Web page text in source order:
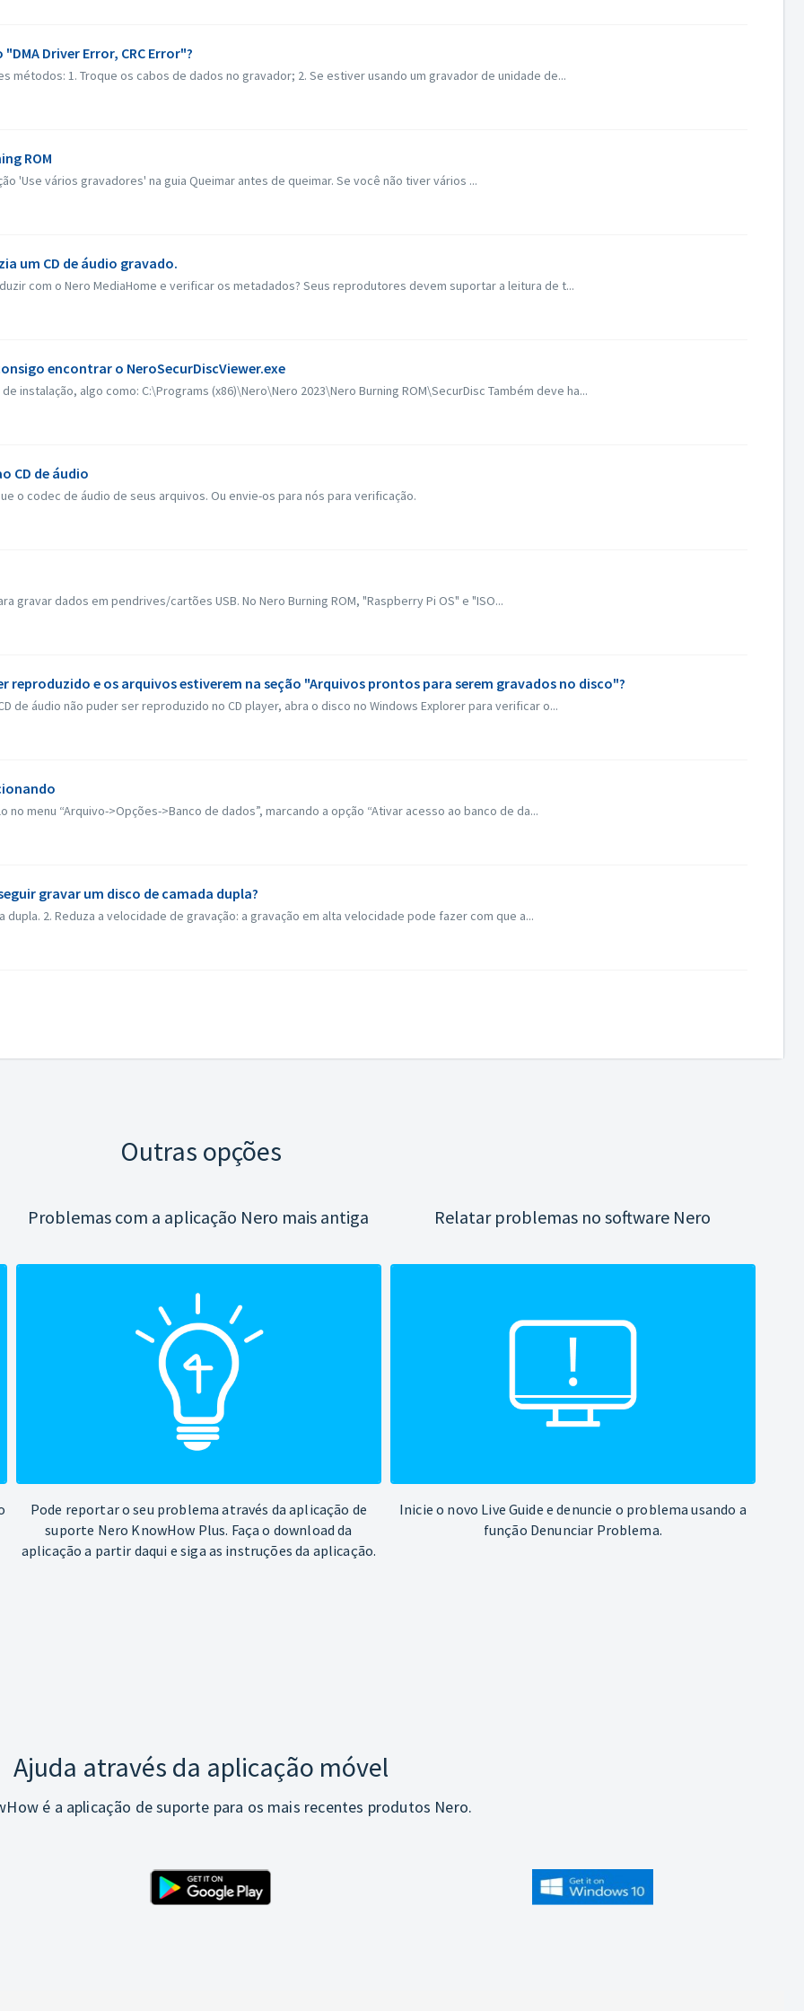
Driver Error, CRC Error"?
métodos: 1. Troque os cabos de dados no gravador; 2. Se estiver usando um gravador de unidade de...
ROM
'Use vários gravadores' na guia Queimar antes de queimar. Se você não tiver vários ...
um CD de áudio gravado.
com o Nero MediaHome e verificar os metadados? Seus reprodutores devem suportar a leitura de t...
encontrar o NeroSecurDiscViewer.exe
instalação, algo como: C:\Programs (x86)\Nero\Nero 2023\Nero Burning ROM\SecurDisc Também deve ha...
CD de áudio
o codec de áudio de seus arquivos. Ou envie-os para nós para verificação.
gravar dados em pendrives/cartões USB. No Nero Burning ROM, "Raspberry Pi OS" e "ISO...
reproduzido e os arquivos estiverem na seção "Arquivos prontos para serem gravados no disco"?
de áudio não puder ser reproduzido no CD player, abra o disco no Windows Explorer para verificar o...
menu “Arquivo->Opções->Banco de dados”, marcando a opção “Ativar acesso ao banco de da...
gravar um disco de camada dupla?
2. Reduza a velocidade de gravação: a gravação em alta velocidade pode fazer com que a...
Outras opções
Problemas com a aplicação Nero mais antiga
Pode reportar o seu problema através da aplicação de
suporte Nero KnowHow Plus. Faça o download da
aplicação a partir daqui e siga as instruções da aplicação.
Relatar problemas no software Nero
Inicie o novo Live Guide e denuncie o problema usando a
função Denunciar Problema.
Ajuda através da aplicação móvel
é a aplicação de suporte para os mais recentes produtos Nero.